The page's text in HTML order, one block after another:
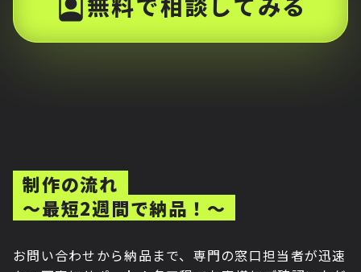
制作の流れ
～最短2週間で納品！～
お問い合わせから納品まで、専門の窓口担当者が迅速